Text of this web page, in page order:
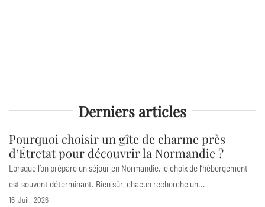
Derniers articles
Pourquoi choisir un gîte de charme près
d’Étretat pour découvrir la Normandie ?
Lorsque l’on prépare un séjour en Normandie, le choix de l’hébergement
est souvent déterminant. Bien sûr, chacun recherche un...
16 Juil 2026